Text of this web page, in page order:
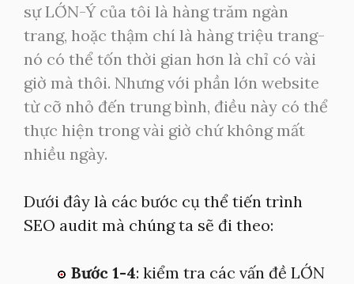
sự LỚN-Ý của tôi là hàng trăm ngàn
trang, hoặc thậm chí là hàng triệu trang-
nó có thể tốn thời gian hơn là chỉ có vài
giờ mà thôi. Nhưng với phần lớn website
từ cỡ nhỏ đến trung bình, điều này có thể
thực hiện trong vài giờ chứ không mất
nhiều ngày.
Dưới đây là các bước cụ thể tiến trình
SEO audit mà chúng ta sẽ đi theo:
Bước 1-4: kiểm tra các vấn đề LỚN